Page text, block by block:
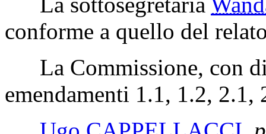
bilancio durante l'istruttoria
legge. Raccomanda,
emendamenti 1.1, 1.2,
Esprime, invece, parere
emendative Gebhard 8.1 e